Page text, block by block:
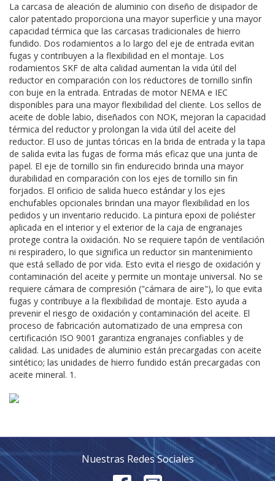
La carcasa de aleación de aluminio con diseño de disipador de
calor patentado proporciona una mayor superficie y una mayor
capacidad térmica que las carcasas tradicionales de hierro
fundido. Dos rodamientos a lo largo del eje de entrada evitan
fugas y contribuyen a la flexibilidad en el montaje. Los
rodamientos SKF de alta calidad aumentan la vida útil del
reductor en comparación con los reductores de tornillo sinfín
con buje en la entrada. Entradas de motor NEMA e IEC
disponibles para una mayor flexibilidad del cliente. Los sellos de
aceite de doble labio, diseñados con NOK, mejoran la capacidad
térmica del reductor y prolongan la vida útil del aceite del
reductor. El uso de juntas tóricas en la brida de entrada y la tapa
de salida evita las fugas de forma más eficaz que una junta de
papel. El eje de tornillo sin fin endurecido brinda una mayor
durabilidad en comparación con los ejes de tornillo sin fin
forjados. El orificio de salida hueco estándar y los ejes
enchufables opcionales brindan una mayor flexibilidad en los
pedidos y un inventario reducido. La pintura epoxi de poliéster
aplicada en el interior y el exterior de la caja de engranajes
protege contra la oxidación. No se requiere tapón de ventilación
ni respiradero, lo que significa un reductor sin mantenimiento
que está sellado de por vida. Esto evita el riesgo de oxidación y
contaminación del aceite y permite un montaje universal. No se
requiere cámara de compresión ("cámara de aire"), lo que evita
fugas y contribuye a la flexibilidad de montaje. Esto ayuda a
prevenir el riesgo de oxidación y contaminación del aceite. El
proceso de fabricación automatizado de una empresa con
certificación ISO 9001 garantiza engranajes confiables y de
calidad. Las unidades de aluminio están precargadas con aceite
sintético; las unidades de hierro fundido están precargadas con
aceite mineral. 1.
Nuestras Redes Sociales